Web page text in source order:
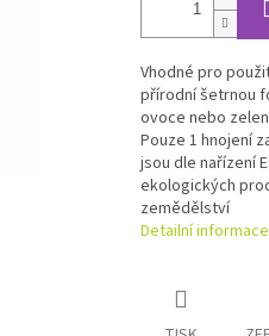
Vhodné pro
přírodní šetrnou
ovoce nebo
Pouze 1 hnojení
jsou dle nařízení
ekologických
zemědělství
Detailní informace